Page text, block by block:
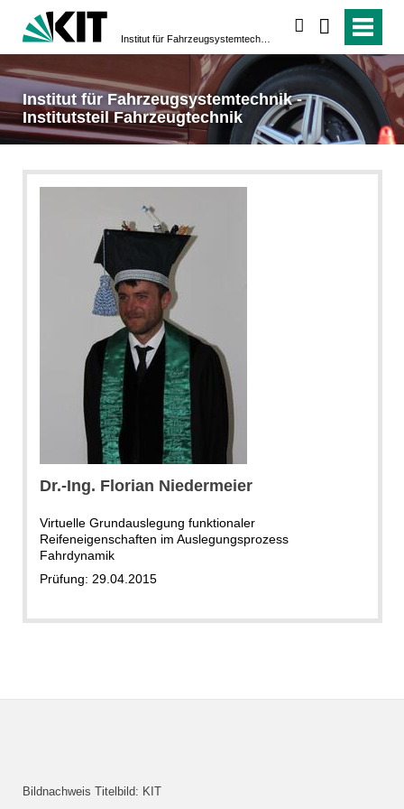
Institut für Fahrzeugsystemtechnik -
Institutsteil Fahrzeugtechnik
Dr.-Ing. Florian Niedermeier
Virtuelle Grundauslegung funktionaler
Reifeneigenschaften im Auslegungsprozess
Fahrdynamik
Prüfung: 29.04.2015
Bildnachweis Titelbild: KIT